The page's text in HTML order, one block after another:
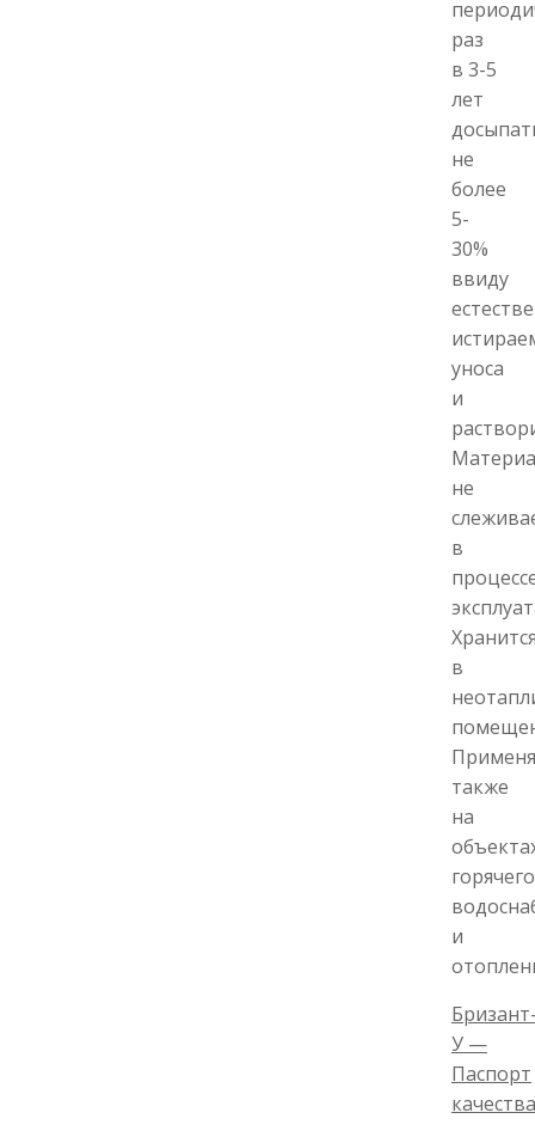
раз
в 3-5
лет
не
более
5-
30%
ввиду
уноса
и
не
в
в
также
на
горячего
и
У —
Паспорт
качества